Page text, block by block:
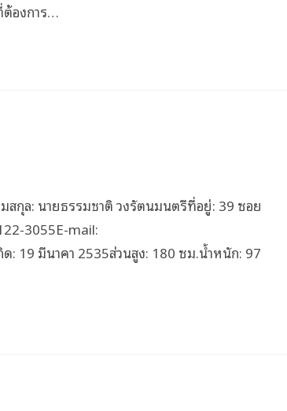
ต้องการ…
กุล: นายธรรมชาติ วงรัตนมนตรีที่อยู่: 39 ซอย
3055E-mail:
19 มีนาคา 2535ส่วนสูง: 180 ซม.น้ำหนัก: 97